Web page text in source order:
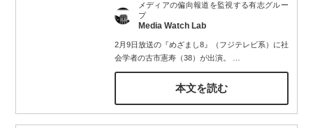
メディアの偏向報道を監視する有志グルー
プ
Media Watch Lab
2月9日放送の『めざまし8』（フジテレビ系）に社
会学者の古市憲寿（38）が出演。
本文を読む